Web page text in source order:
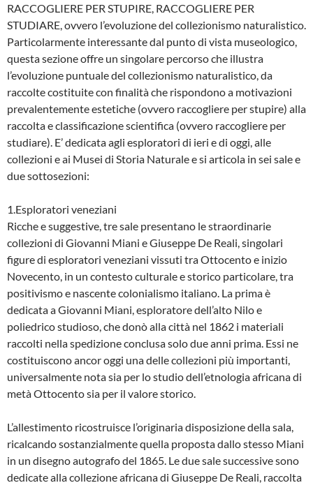
RACCOGLIERE PER STUPIRE, RACCOGLIERE PER
STUDIARE, ovvero l’evoluzione del collezionismo naturalistico.
Particolarmente interessante dal punto di vista museologico,
questa sezione offre un singolare percorso che illustra
l’evoluzione puntuale del collezionismo naturalistico, da
raccolte costituite con finalità che rispondono a motivazioni
prevalentemente estetiche (ovvero raccogliere per stupire) alla
raccolta e classificazione scientifica (ovvero raccogliere per
studiare). E’ dedicata agli esploratori di ieri e di oggi, alle
collezioni e ai Musei di Storia Naturale e si articola in sei sale e
due sottosezioni:
1.Esploratori veneziani
Ricche e suggestive, tre sale presentano le straordinarie
collezioni di Giovanni Miani e Giuseppe De Reali, singolari
figure di esploratori veneziani vissuti tra Ottocento e inizio
Novecento, in un contesto culturale e storico particolare, tra
positivismo e nascente colonialismo italiano. La prima è
dedicata a Giovanni Miani, esploratore dell’alto Nilo e
poliedrico studioso, che donò alla città nel 1862 i materiali
raccolti nella spedizione conclusa solo due anni prima. Essi ne
costituiscono ancor oggi una delle collezioni più importanti,
universalmente nota sia per lo studio dell’etnologia africana di
metà Ottocento sia per il valore storico.
L’allestimento ricostruisce l’originaria disposizione della sala,
ricalcando sostanzialmente quella proposta dallo stesso Miani
in un disegno autografo del 1865. Le due sale successive sono
dedicate alla collezione africana di Giuseppe De Reali, raccolta